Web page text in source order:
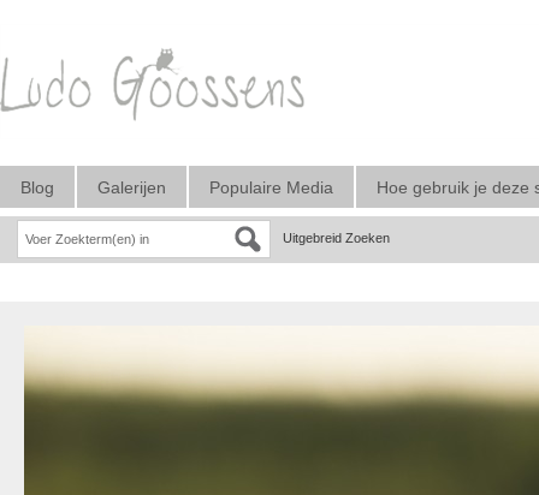
Blog Galerijen Populaire Media Hoe gebruik je deze
Uitgebreid Zoeken